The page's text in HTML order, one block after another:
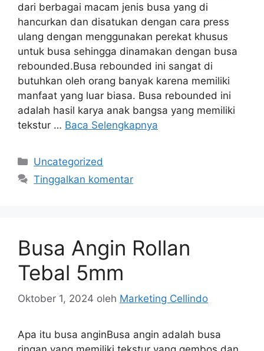
dari berbagai macam jenis busa yang di
hancurkan dan disatukan dengan cara press
ulang dengan menggunakan perekat khusus
untuk busa sehingga dinamakan dengan busa
rebounded.Busa rebounded ini sangat di
butuhkan oleh orang banyak karena memiliki
manfaat yang luar biasa. Busa rebounded ini
adalah hasil karya anak bangsa yang memiliki
tekstur … Baca Selengkapnya
Kategori
Uncategorized
Tinggalkan komentar
Busa Angin Rollan
Tebal 5mm
Oktober 1, 2024 oleh Marketing Cellindo
Apa itu busa anginBusa angin adalah busa